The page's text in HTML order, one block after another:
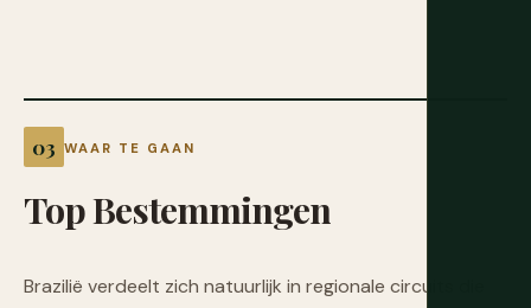
WAAR TE GAAN
TopBestemmingen
Brazilië verdeelt zich natuurlijk in regionale circuits die